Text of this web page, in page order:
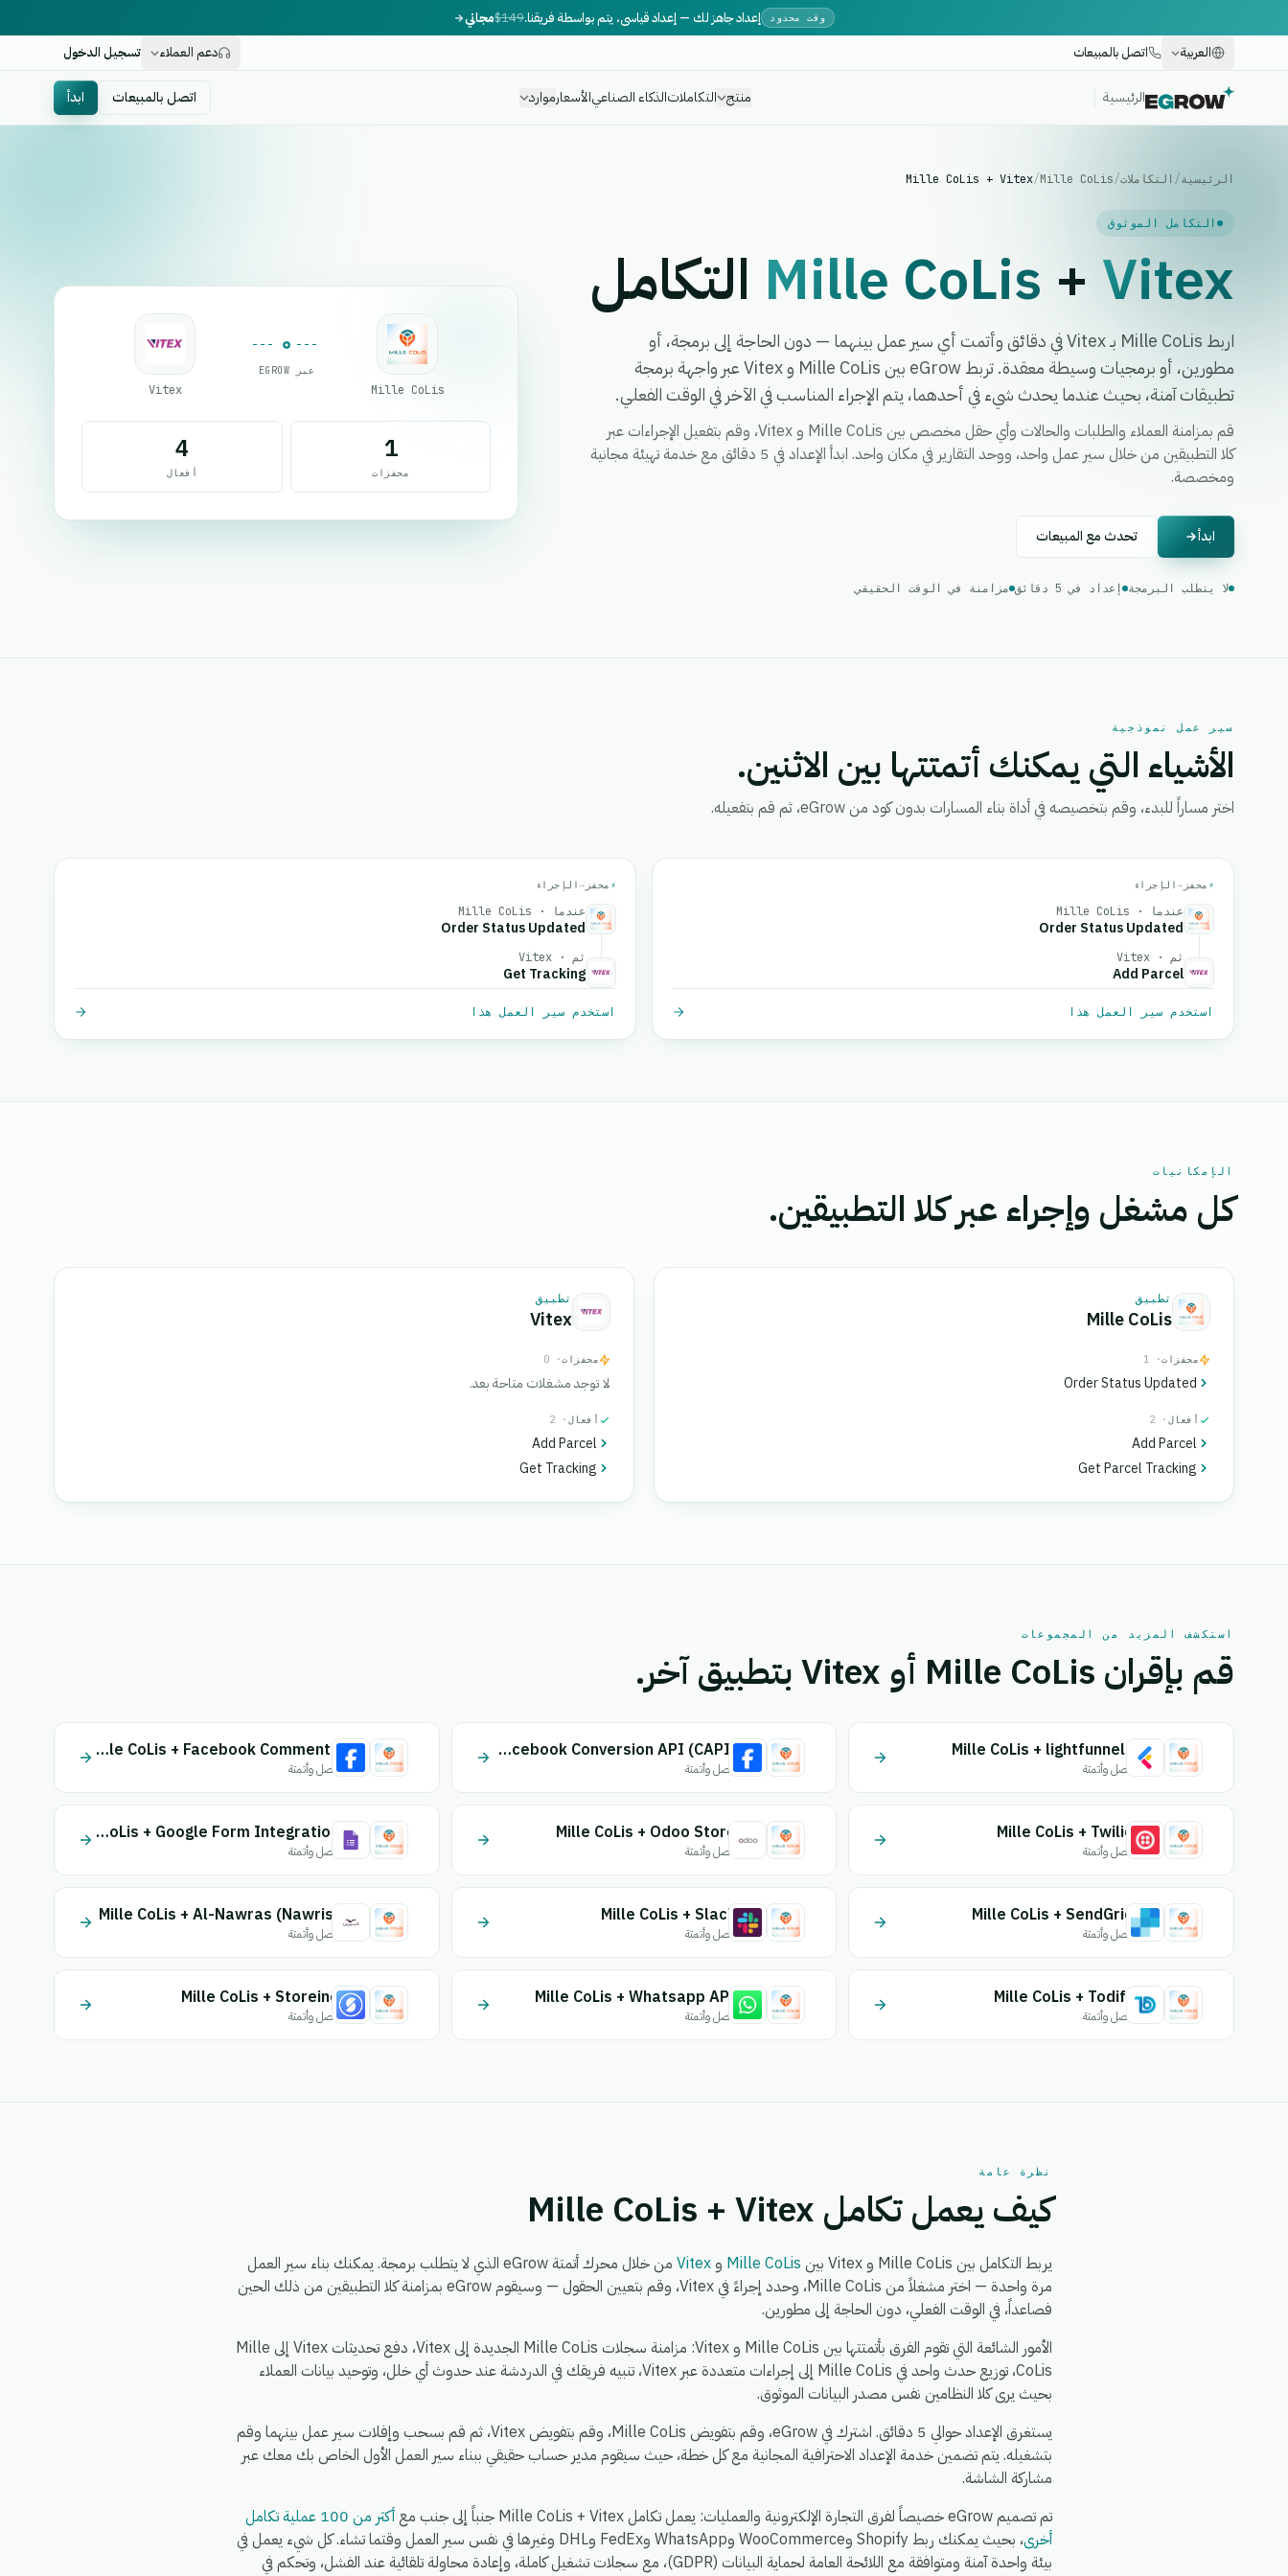
وقت محدود إعداد جاهز لك — إعداد قياسي، يتم بواسطة فريقنا.$149مجاني
العربية
اتصل بالمبيعات دعم العملاء تسجيل الدخول
الرئيسية منتج التكاملاتالذكاء الصناعيالأسعارموارد اتصل بالمبيعات ابدأ
الرئيسية/ التكاملات/
Mille CoLis
/
Mille CoLis + Vitex
التكامل الموثوق
Mille CoLis + Vitex التكامل
اربط Mille CoLis بـ Vitex في دقائق وأتمت أي سير عمل بينهما — دون الحاجة إلى برمجة، أو
مطورين، أو برمجيات وسيطة معقدة. تربط eGrow بين Mille CoLis و Vitex عبر واجهة برمجة
تطبيقات آمنة، بحيث عندما يحدث شيء في أحدهما، يتم الإجراء المناسب في الآخر في الوقت الفعلي.
قم بمزامنة العملاء والطلبات والحالات وأي حقل مخصص بين Mille CoLis و Vitex، وقم بتفعيل الإجراءات عبر
كلا التطبيقين من خلال سير عمل واحد، ووحد التقارير في مكان واحد. ابدأ الإعداد في 5 دقائق مع خدمة تهيئة مجانية
ومخصصة.
ابدأ تحدث مع المبيعات
لا يتطلب البرمجة إعداد في 5 دقائق مزامنة في الوقت الحقيقي
Mille CoLis
عبر EGROW
Vitex
1
محفزات
4
أفعال
سير عمل نموذجية
الأشياء التي يمكنك أتمتتها بين الاثنين.
اختر مساراً للبدء، وقم بتخصيصه في أداة بناء المسارات بدون كود من eGrow، ثم قم بتفعيله.
⚡ محفز →الإجراء
عندما · Mille CoLis
Order Status Updated
ثم · Vitex
Add Parcel
استخدم سير العمل هذا
⚡ محفز →الإجراء
عندما · Mille CoLis
Order Status Updated
ثم · Vitex
Get Tracking
استخدم سير العمل هذا
الإمكانيات
كل مشغل وإجراء عبر كلا التطبيقين.
تطبيق
Mille CoLis
محفزات· 1
Order Status Updated
أفعال · 2
Add Parcel
Get Parcel Tracking
تطبيق
Vitex
محفزات· 0
لا توجد مشغلات متاحة بعد.
أفعال · 2
Add Parcel
Get Tracking
استكشف المزيد من المجموعات
قم بإقران Mille CoLis أو Vitex بتطبيق آخر.
Mille CoLis + lightfunnels
اتصل وأتمتة
Mille CoLis + Facebook Conversion API (CAPI)
اتصل وأتمتة
Mille CoLis + Facebook Comments
اتصل وأتمتة
Mille CoLis + Twilio
اتصل وأتمتة
Mille CoLis + Odoo Store
اتصل وأتمتة
Mille CoLis + Google Form Integration
اتصل وأتمتة
Mille CoLis + SendGrid
اتصل وأتمتة
Mille CoLis + Slack
اتصل وأتمتة
Mille CoLis + Al-Nawras (Nawris)
اتصل وأتمتة
Mille CoLis + Todify
اتصل وأتمتة
Mille CoLis + Whatsapp API
اتصل وأتمتة
Mille CoLis + Storeino
اتصل وأتمتة
نظرة عامة
كيف يعمل تكامل Mille CoLis + Vitex
يربط التكامل بين Mille CoLis و Vitex بين Mille CoLis و Vitex
من خلال محرك أتمتة eGrow الذي لا يتطلب برمجة. يمكنك بناء سير العمل
مرة واحدة — اختر مشغلاً من Mille CoLis، وحدد إجراءً في Vitex، وقم بتعيين الحقول — وسيقوم eGrow بمزامنة كلا التطبيقين من ذلك الحين
فصاعداً، في الوقت الفعلي، دون الحاجة إلى مطورين.
الأمور الشائعة التي تقوم الفرق بأتمتتها بين Mille CoLis و Vitex: مزامنة سجلات Mille CoLis الجديدة إلى Vitex، دفع تحديثات Vitex إلى Mille
CoLis، توزيع حدث واحد في Mille CoLis إلى إجراءات متعددة عبر Vitex، تنبيه فريقك في الدردشة عند حدوث أي خلل، وتوحيد بيانات العملاء
بحيث يرى كلا النظامين نفس مصدر البيانات الموثوق.
يستغرق الإعداد حوالي 5 دقائق. اشترك في eGrow، وقم بتفويض Mille CoLis، وقم بتفويض Vitex، ثم قم بسحب وإفلات سير عمل بينهما وقم
بتشغيله. يتم تضمين خدمة الإعداد الاحترافية المجانية مع كل خطة، حيث سيقوم مدير حساب حقيقي ببناء سير العمل الأول الخاص بك معك عبر
مشاركة الشاشة.
تم تصميم eGrow خصيصاً لفرق التجارة الإلكترونية والعمليات: يعمل تكامل Mille CoLis + Vitex جنباً إلى جنب مع
أكثر من 100 عملية تكامل
أخرى
، بحيث يمكنك ربط Shopify وWooCommerce وWhatsApp وFedEx وDHL وغيرها في نفس سير العمل وقتما تشاء. كل شيء يعمل في
بيئة واحدة آمنة ومتوافقة مع اللائحة العامة لحماية البيانات (GDPR)، مع سجلات تشغيل كاملة، وإعادة محاولة تلقائية عند الفشل، وتحكم في